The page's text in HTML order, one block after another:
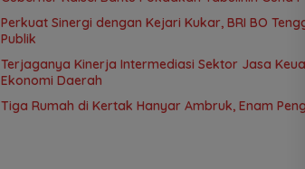
Perkuat Sinergi dengan Kejari Kukar, BRI BO
Publik
Terjaganya Kinerja Intermediasi Sektor Jasa
Ekonomi Daerah
Tiga Rumah di Kertak Hanyar Ambruk, Enam